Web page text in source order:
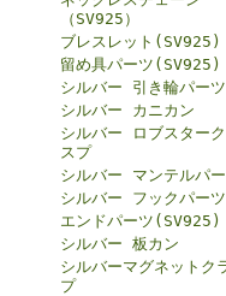
（SV925）
ブレスレット(SV925)
留め具パーツ(SV925)
シルバー 引き輪パーツ
シルバー カニカン
シルバー ロブスター
スプ
シルバー マンテルパ
シルバー フックパーツ
エンドパーツ(SV925)
シルバー 板カン
シルバーマグネットク
プ